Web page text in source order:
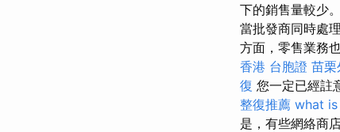
下的銷售量較少。
當批發商同時處
方面，零售業務
香港 台胞證 苗栗
復 您一定已經註
整復推薦 what is
是，有些網絡商